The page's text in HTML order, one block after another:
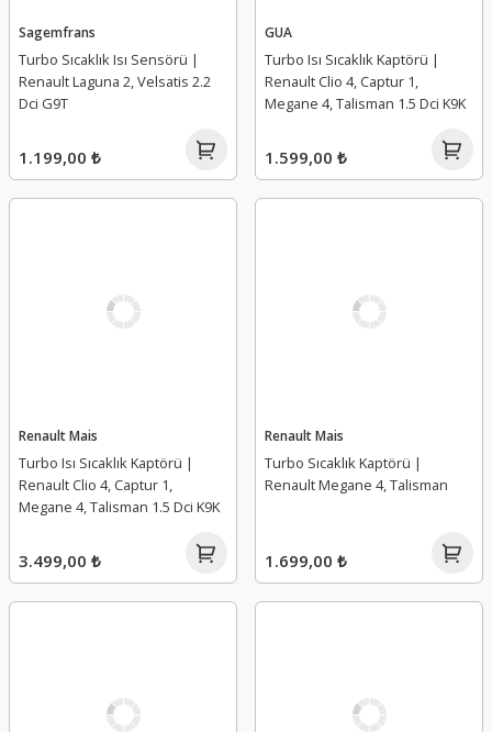
Sagemfrans
Turbo Sıcaklık Isı Sensörü |
Renault Laguna 2, Velsatis 2.2
Dci G9T
1.199,00 ₺
GUA
Turbo Isı Sıcaklık Kaptörü |
Renault Clio 4, Captur 1,
Megane 4, Talisman 1.5 Dci K9K
1.599,00 ₺
Renault Mais
Turbo Isı Sıcaklık Kaptörü |
Renault Clio 4, Captur 1,
Megane 4, Talisman 1.5 Dci K9K
3.499,00 ₺
Renault Mais
Turbo Sıcaklık Kaptörü |
Renault Megane 4, Talisman
1.699,00 ₺